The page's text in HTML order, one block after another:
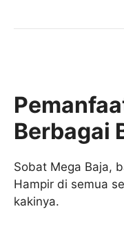
Berbagai
Sobat Mega Baja,
Hampir di semua
kakinya.